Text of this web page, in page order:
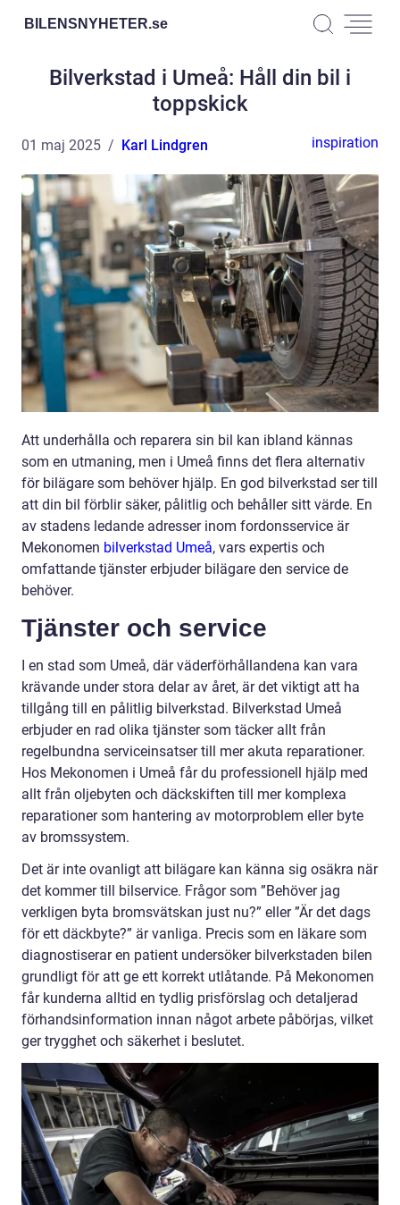
BILENSNYHETER.se
Bilverkstad i Umeå: Håll din bil i
toppskick
01 maj 2025 Karl Lindgren inspiration
Att underhålla och reparera sin bil kan ibland kännas
som en utmaning, men i Umeå finns det flera alternativ
för bilägare som behöver hjälp. En god bilverkstad ser till
att din bil förblir säker, pålitlig och behåller sitt värde. En
av stadens ledande adresser inom fordonsservice är
Mekonomen bilverkstad Umeå, vars expertis och
omfattande tjänster erbjuder bilägare den service de
behöver.
Tjänster och service
I en stad som Umeå, där väderförhållandena kan vara
krävande under stora delar av året, är det viktigt att ha
tillgång till en pålitlig bilverkstad. Bilverkstad Umeå
erbjuder en rad olika tjänster som täcker allt från
regelbundna serviceinsatser till mer akuta reparationer.
Hos Mekonomen i Umeå får du professionell hjälp med
allt från oljebyten och däckskiften till mer komplexa
reparationer som hantering av motorproblem eller byte
av bromssystem.
Det är inte ovanligt att bilägare kan känna sig osäkra när
det kommer till bilservice. Frågor som ”Behöver jag
verkligen byta bromsvätskan just nu?” eller ”Är det dags
för ett däckbyte?” är vanliga. Precis som en läkare som
diagnostiserar en patient undersöker bilverkstaden bilen
grundligt för att ge ett korrekt utlåtande. På Mekonomen
får kunderna alltid en tydlig prisförslag och detaljerad
förhandsinformation innan något arbete påbörjas, vilket
ger trygghet och säkerhet i beslutet.